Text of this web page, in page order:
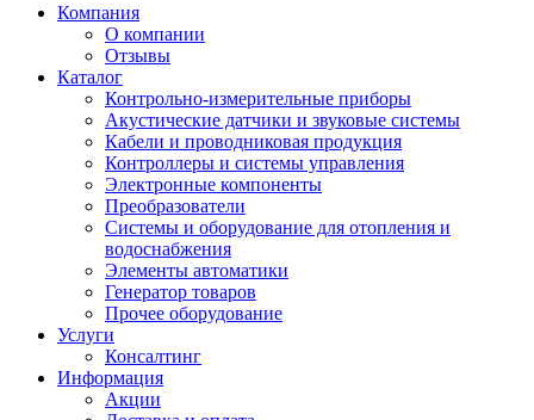
Компания
О компании
Отзывы
Каталог
Контрольно-измерительные приборы
Акустические датчики и звуковые системы
Кабели и проводниковая продукция
Контроллеры и системы управления
Электронные компоненты
Преобразователи
Системы и оборудование для отопления и
водоснабжения
Элементы автоматики
Генератор товаров
Прочее оборудование
Услуги
Консалтинг
Информация
Акции